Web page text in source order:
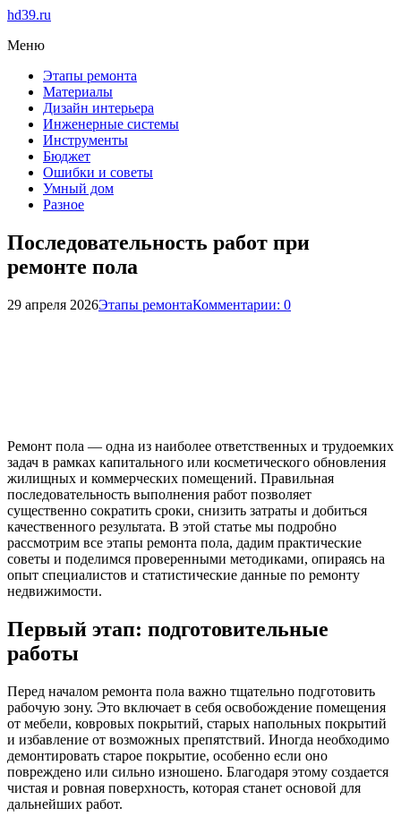
hd39.ru
Меню
Этапы ремонта
Материалы
Дизайн интерьера
Инженерные системы
Инструменты
Бюджет
Ошибки и советы
Умный дом
Разное
Последовательность работ при
ремонте пола
29 апреля 2026Этапы ремонтаКомментарии: 0
Ремонт пола — одна из наиболее ответственных и трудоемких
задач в рамках капитального или косметического обновления
жилищных и коммерческих помещений. Правильная
последовательность выполнения работ позволяет
существенно сократить сроки, снизить затраты и добиться
качественного результата. В этой статье мы подробно
рассмотрим все этапы ремонта пола, дадим практические
советы и поделимся проверенными методиками, опираясь на
опыт специалистов и статистические данные по ремонту
недвижимости.
Первый этап: подготовительные
работы
Перед началом ремонта пола важно тщательно подготовить
рабочую зону. Это включает в себя освобождение помещения
от мебели, ковровых покрытий, старых напольных покрытий
и избавление от возможных препятствий. Иногда необходимо
демонтировать старое покрытие, особенно если оно
повреждено или сильно изношено. Благодаря этому создается
чистая и ровная поверхность, которая станет основой для
дальнейших работ.